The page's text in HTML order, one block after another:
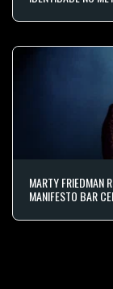
MARTY FRIEDMAN
MANIFESTO BAR